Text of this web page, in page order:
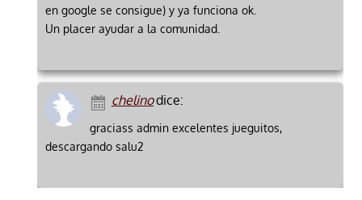
en google se consigue) y ya funciona ok.
Un placer ayudar a la comunidad.
chelinodice:
graciass admin excelentes jueguitos,
descargando salu2